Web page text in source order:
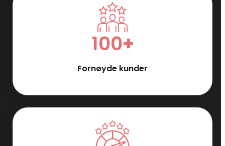
100+
Fornøyde kunder